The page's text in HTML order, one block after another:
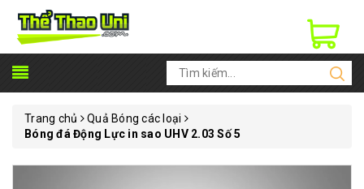
Trang chủ
Quả Bóng các loại
Bóng đá Động Lực in sao UHV 2.03 Số 5